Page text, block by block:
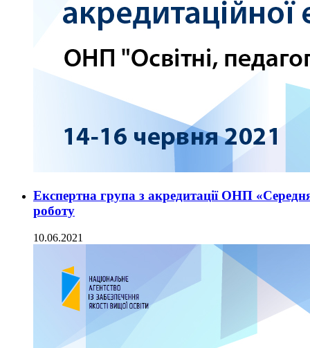
Експертна група з акредитації ОНП
роботу
10.06.2021